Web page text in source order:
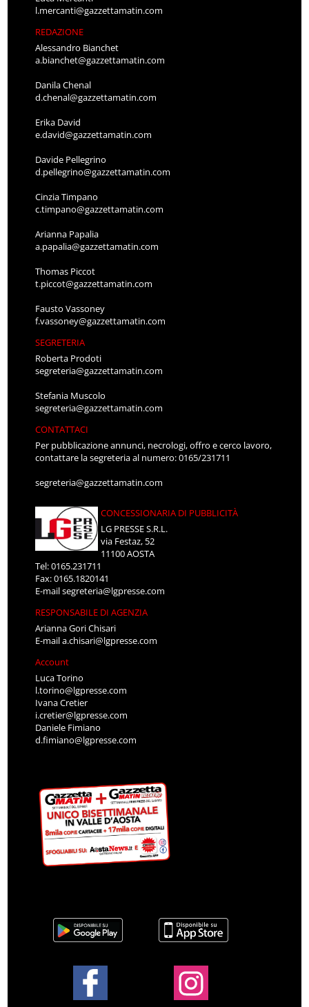
l.mercanti@gazzettamatin.com
REDAZIONE
Alessandro Bianchet
a.bianchet@gazzettamatin.com
Danila Chenal
d.chenal@gazzettamatin.com
Erika David
e.david@gazzettamatin.com
Davide Pellegrino
d.pellegrino@gazzettamatin.com
Cinzia Timpano
c.timpano@gazzettamatin.com
Arianna Papalia
a.papalia@gazzettamatin.com
Thomas Piccot
t.piccot@gazzettamatin.com
Fausto Vassoney
f.vassoney@gazzettamatin.com
SEGRETERIA
Roberta Prodoti
segreteria@gazzettamatin.com
Stefania Muscolo
segreteria@gazzettamatin.com
CONTATTACI
Per pubblicazione annunci, necrologi, offro e cerco lavoro,
contattare la segreteria al numero: 0165/231711
segreteria@gazzettamatin.com
CONCESSIONARIA DI PUBBLICITÀ
LG PRESSE S.R.L.
via Festaz, 52
11100 AOSTA
Tel: 0165.231711
Fax: 0165.1820141
E-mailsegreteria@lgpresse.com
RESPONSABILE DI AGENZIA
Arianna Gori Chisari
E-maila.chisari@lgpresse.com
Account
Luca Torino
l.torino@lgpresse.com
Ivana Cretier
i.cretier@lgpresse.com
Daniele Fimiano
d.fimiano@lgpresse.com